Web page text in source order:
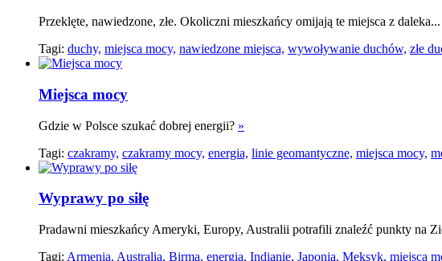
Przeklęte, nawiedzone, złe. Okoliczni mieszkańcy omijają te miejsca z daleka...
Tagi: duchy, miejsca mocy, nawiedzone miejsca, wywoływanie duchów, złe
Miejsca mocy
Gdzie w Polsce szukać dobrej energii? »
Tagi: czakramy, czakramy mocy, energia, linie geomantyczne, miejsca mocy,
Wyprawy po siłę
Pradawni mieszkańcy Ameryki, Europy, Australii potrafili znaleźć punkty na
Tagi: Armenia, Australia, Birma, energia, Indianie, Japonia, Meksyk, miejsca